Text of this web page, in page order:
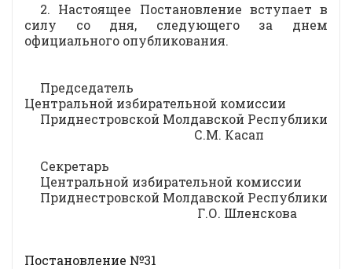
2. Настоящее Постановление вступает в
силу со дня, следующего за днем
официального опубликования.
Председатель
Центральной избирательной комиссии
Приднестровской Молдавской Республики
С.М. Касап
Секретарь
Центральной избирательной комиссии
Приднестровской Молдавской Республики
Г.О. Шленскова
Постановление №31